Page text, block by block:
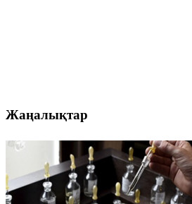
Жаңалықтар